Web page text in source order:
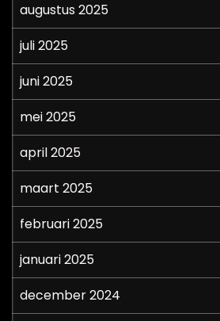
augustus 2025
juli 2025
juni 2025
mei 2025
april 2025
maart 2025
februari 2025
januari 2025
december 2024